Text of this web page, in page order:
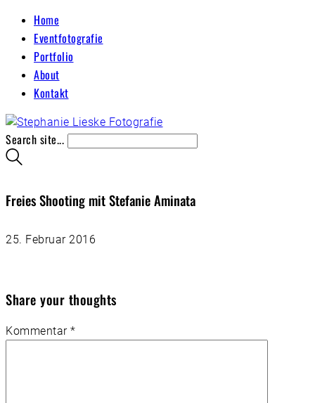
Home
Eventfotografie
Portfolio
About
Kontakt
Search site...
Freies Shooting mit Stefanie Aminata
25. Februar 2016
Share your thoughts
Kommentar *